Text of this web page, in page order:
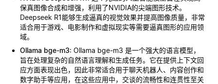
保真图像合成和增强，利用了NVIDIA的尖端图形技术。
Deepseek R1能够生成逼真的视觉效果并提高图像质量，非常
适合用于游戏、电影制作和虚拟现实等需要逼真图形的应用领
域。
Ollama bge-m3: Ollama bge-m3 是一个强大的语言模型，
旨在处理复杂的自然语言理解和生成任务。它在提供上下文回
应方面表现出色，因此非常适合用于聊天机器人、内容创作和
数字助手等应用，在这些应用中，交谈的流畅性和连贯性至关